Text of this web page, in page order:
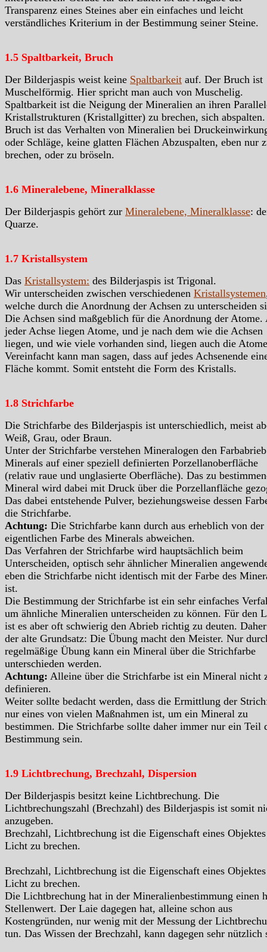
Transparenz eines Steines aber ein einfaches und leicht
verständliches Kriterium in der Bestimmung seiner Steine.
1.5 Spaltbarkeit, Bruch
Der Bilderjaspis weist keine Spaltbarkeit auf. Der Bruch ist
Muschelförmig. Hier spricht man auch von Muschelig.
Spaltbarkeit ist die Neigung der Mineralien an ihren
Kristallstrukturen (Kristallgitter) zu brechen, sich abspalten.
Bruch ist das Verhalten von Mineralien bei
oder Schläge, keine glatten Flächen Abzuspalten, eben nur
brechen, oder zu bröseln.
1.6 Mineralebene, Mineralklasse
Der Bilderjaspis gehört zur Mineralebene, Mineralklasse:
Quarze.
1.7 Kristallsystem
Das Kristallsystem: des Bilderjaspis ist Trigonal.
Wir unterscheiden zwischen verschiedenen Kristallsystemen
welche durch die Anordnung der Achsen zu unterscheiden
Die Achsen sind maßgeblich für die Anordnung der Atome.
jeder Achse liegen Atome, und je nach dem wie die Achsen
liegen, und wie viele vorhanden sind, liegen auch die
Vereinfacht kann man sagen, dass auf jedes Achsenende
Fläche kommt. Somit entsteht die Form des Kristalls.
1.8 Strichfarbe
Die Strichfarbe des Bilderjaspis ist unterschiedlich, meist
Weiß, Grau, oder Braun.
Unter der Strichfarbe verstehen Mineralogen den
Minerals auf einer speziell definierten Porzellanoberfläche
(relativ raue und unglasierte Oberfläche). Das zu
Mineral wird dabei mit Druck über die Porzellanfläche
Das dabei entstehende Pulver, beziehungsweise dessen
die Strichfarbe.
Achtung: Die Strichfarbe kann durch aus erheblich von der
eigentlichen Farbe des Minerals abweichen.
Das Verfahren der Strichfarbe wird hauptsächlich beim
Unterscheiden, optisch sehr ähnlicher Mineralien
eben die Strichfarbe nicht identisch mit der Farbe des
ist.
Die Bestimmung der Strichfarbe ist ein sehr einfaches
um ähnliche Mineralien unterscheiden zu können. Für den
ist es aber oft schwierig den Abrieb richtig zu deuten.
der alte Grundsatz: Die Übung macht den Meister. Nur
regelmäßige Übung kann ein Mineral über die Strichfarbe
unterschieden werden.
Achtung: Alleine über die Strichfarbe ist ein Mineral nicht
definieren.
Weiter sollte bedacht werden, dass die Ermittlung der
nur eines von vielen Maßnahmen ist, um ein Mineral zu
bestimmen. Die Strichfarbe sollte daher immer nur ein Teil
Bestimmung sein.
1.9 Lichtbrechung, Brechzahl, Dispersion
Der Bilderjaspis besitzt keine Lichtbrechung. Die
Lichtbrechungszahl (Brechzahl) des Bilderjaspis ist somit
anzugeben.
Brechzahl, Lichtbrechung ist die Eigenschaft eines Objektes
Licht zu brechen.
Brechzahl, Lichtbrechung ist die Eigenschaft eines Objektes
Licht zu brechen.
Die Lichtbrechung hat in der Mineralienbestimmung einen
Stellenwert. Der Laie dagegen hat, alleine schon aus
Kostengründen, nur wenig mit der Messung der
tun. Das Wissen der Brechzahl, kann dagegen sehr nützlich